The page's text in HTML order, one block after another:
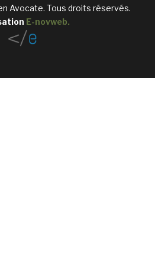
Avocate. Tous droits réservés.
E-novweb.